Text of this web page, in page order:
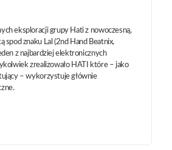
eksploracji grupy Hati z nowoczesną,
spod znaku Lal (2nd Hand Beatnix,
z najbardziej elektronicznych
zrealizowało HATI które – jako
– wykorzystuje głównie